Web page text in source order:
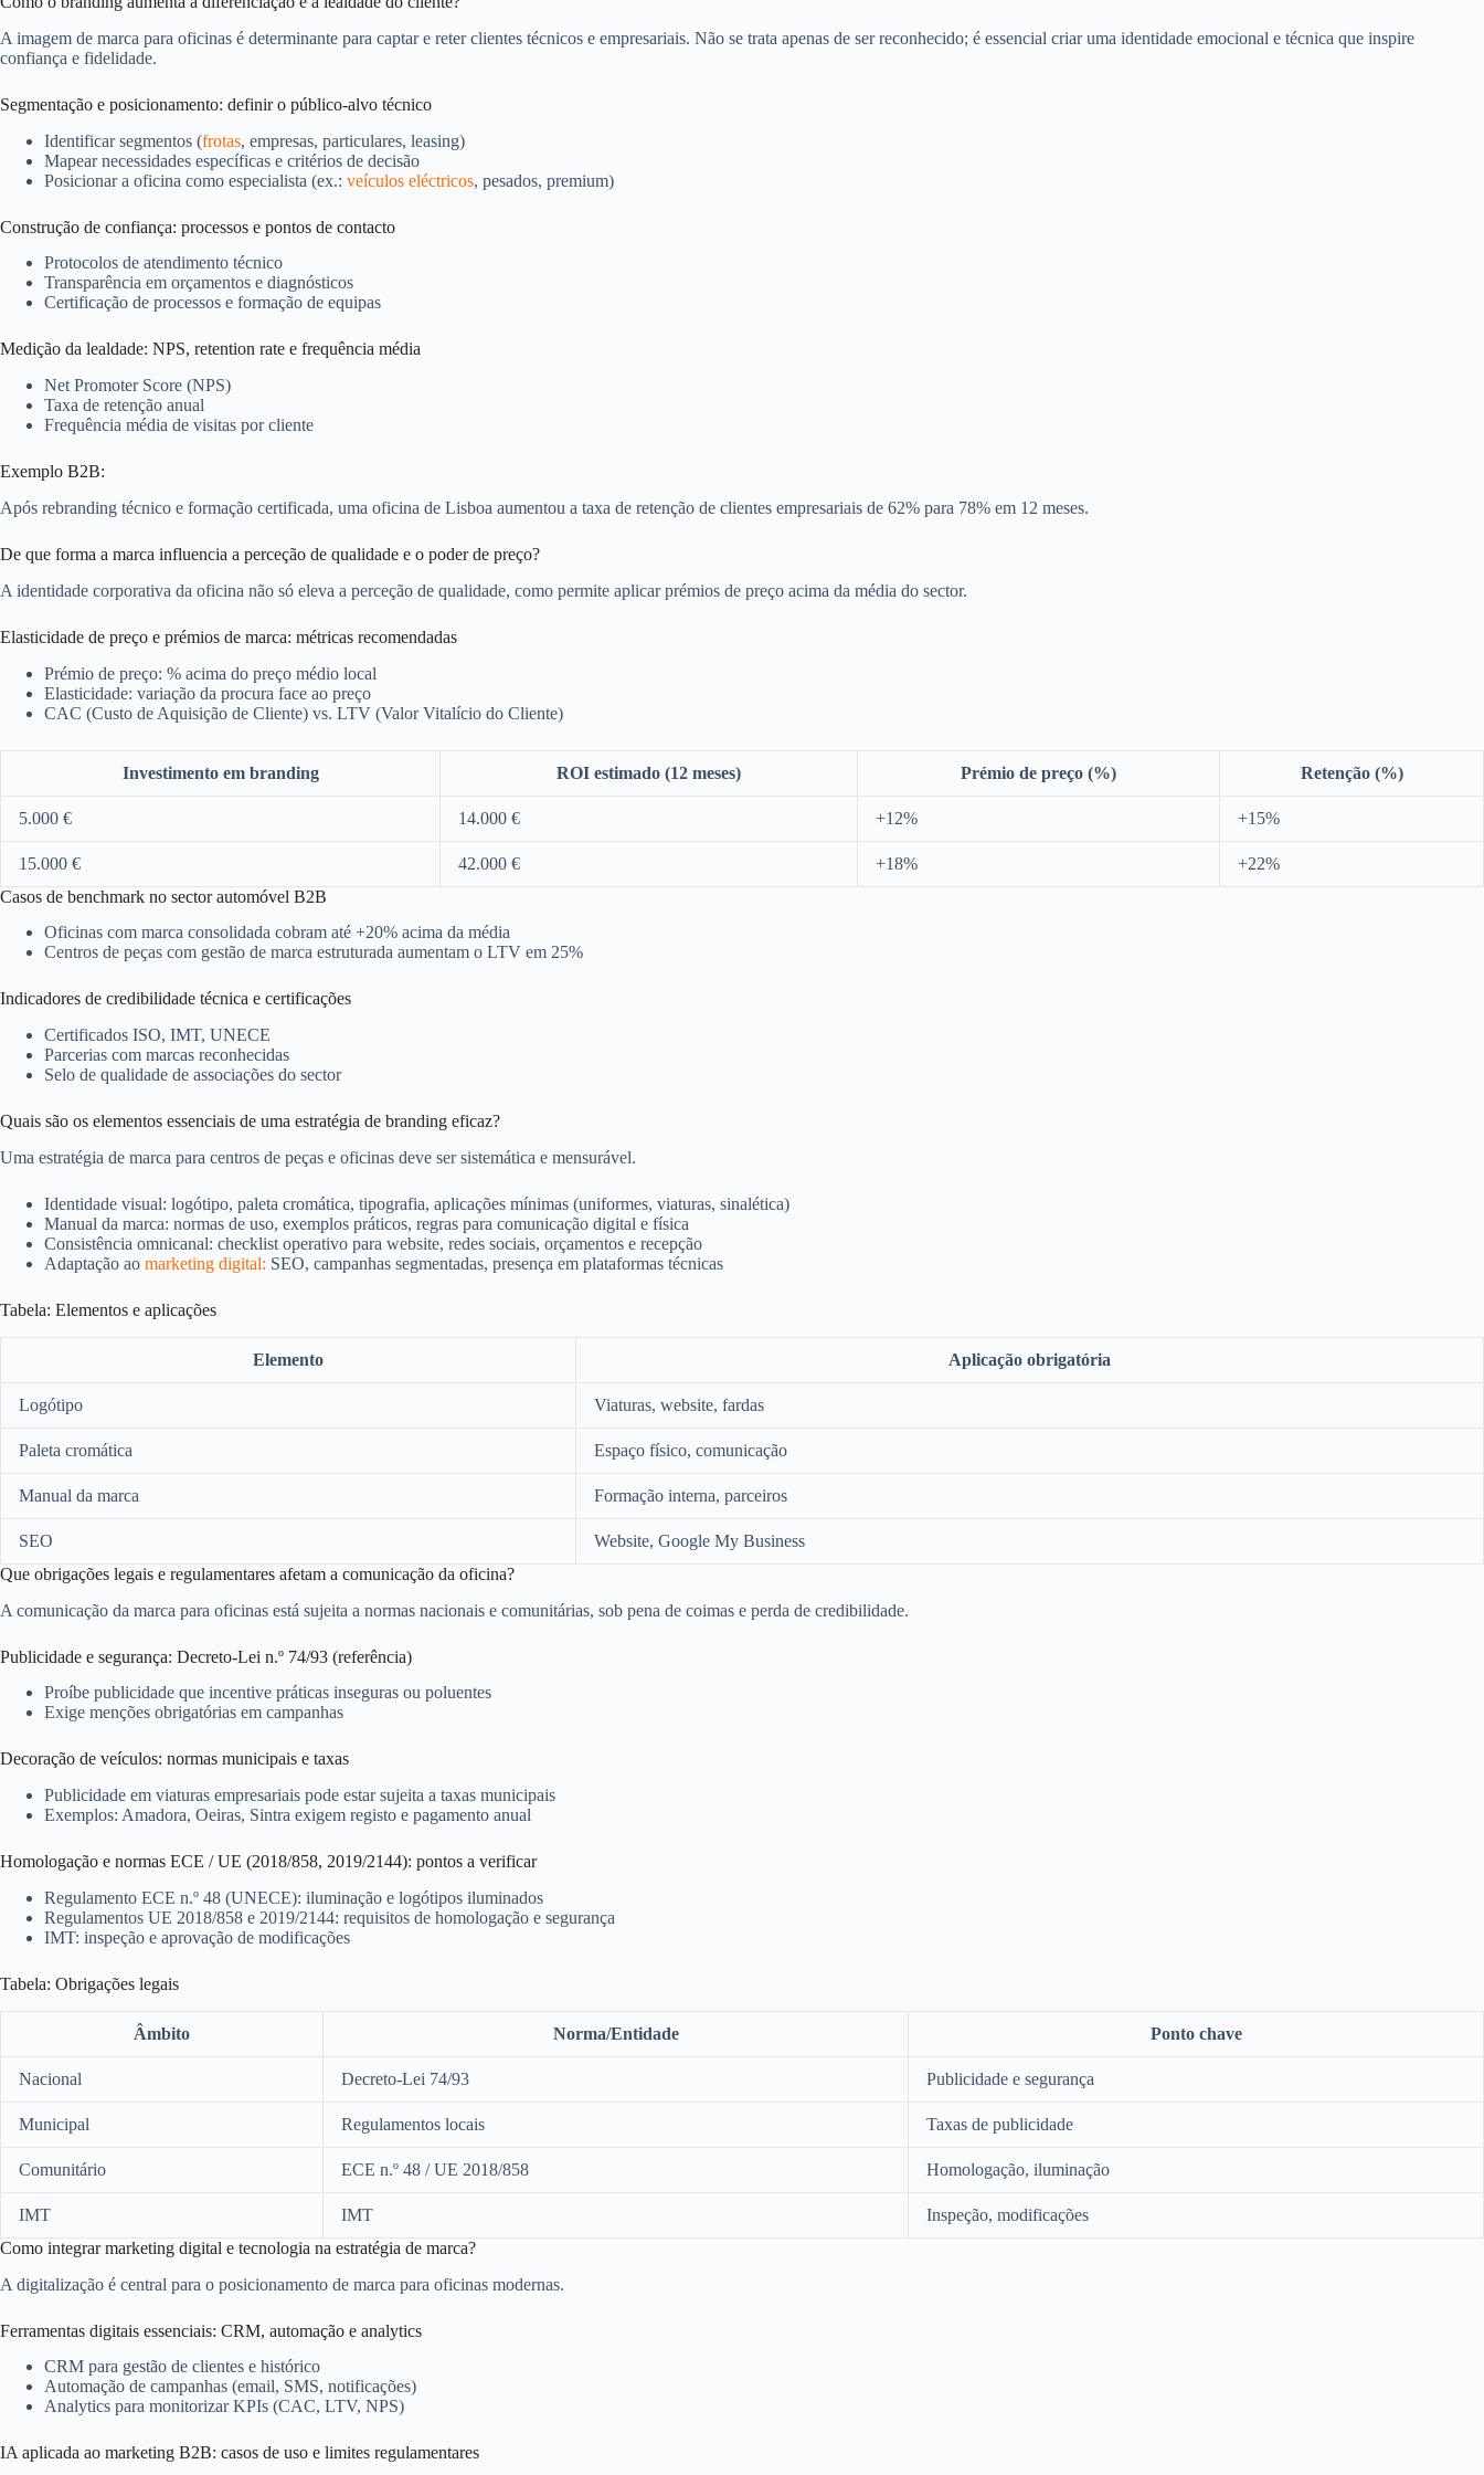
A imagem de marca para oficinas é determinante para captar e reter clientes técnicos e empresariais. Não se trata apenas de ser reconhecido; é essencial criar uma identidade emocional e técnica que inspire
confiança e fidelidade.
Segmentação e posicionamento: definir o público-alvo técnico
Identificar segmentos (frotas, empresas, particulares, leasing)
Mapear necessidades específicas e critérios de decisão
Posicionar a oficina como especialista (ex.: veículos eléctricos, pesados, premium)
Construção de confiança: processos e pontos de contacto
Protocolos de atendimento técnico
Transparência em orçamentos e diagnósticos
Certificação de processos e formação de equipas
Medição da lealdade: NPS, retention rate e frequência média
Net Promoter Score (NPS)
Taxa de retenção anual
Frequência média de visitas por cliente
Exemplo B2B:
Após rebranding técnico e formação certificada, uma oficina de Lisboa aumentou a taxa de retenção de clientes empresariais de 62% para 78% em 12 meses.
De que forma a marca influencia a perceção de qualidade e o poder de preço?
A identidade corporativa da oficina não só eleva a perceção de qualidade, como permite aplicar prémios de preço acima da média do sector.
Elasticidade de preço e prémios de marca: métricas recomendadas
Prémio de preço: % acima do preço médio local
Elasticidade: variação da procura face ao preço
CAC (Custo de Aquisição de Cliente) vs. LTV (Valor Vitalício do Cliente)
Investimento em branding ROI estimado (12 meses) Prémio de preço (%) Retenção (%)
5.000 € 14.000 € +12% +15%
15.000 € 42.000 € +18%
+22%
Casos de benchmark no sector automóvel B2B
Oficinas com marca consolidada cobram até +20% acima da média
Centros de peças com gestão de marca estruturada aumentam o LTV em 25%
Indicadores de credibilidade técnica e certificações
Certificados ISO, IMT, UNECE
Parcerias com marcas reconhecidas
Selo de qualidade de associações do sector
Quais são os elementos essenciais de uma estratégia de branding eficaz?
Uma estratégia de marca para centros de peças e oficinas deve ser sistemática e mensurável.
Identidade visual: logótipo, paleta cromática, tipografia, aplicações mínimas (uniformes, viaturas, sinalética)
Manual da marca: normas de uso, exemplos práticos, regras para comunicação digital e física
Consistência omnicanal: checklist operativo para website, redes sociais, orçamentos e recepção
Adaptação ao marketing digital: SEO, campanhas segmentadas, presença em plataformas técnicas
Tabela: Elementos e aplicações
Elemento Aplicação obrigatória
Logótipo Viaturas, website, fardas
Paleta cromática Espaço físico, comunicação
Manual da marca Formação interna, parceiros
SEO
Website, Google My Business
Que obrigações legais e regulamentares afetam a comunicação da oficina?
A comunicação da marca para oficinas está sujeita a normas nacionais e comunitárias, sob pena de coimas e perda de credibilidade.
Publicidade e segurança: Decreto‑Lei n.º 74/93 (referência)
Proíbe publicidade que incentive práticas inseguras ou poluentes
Exige menções obrigatórias em campanhas
Decoração de veículos: normas municipais e taxas
Publicidade em viaturas empresariais pode estar sujeita a taxas municipais
Exemplos: Amadora, Oeiras, Sintra exigem registo e pagamento anual
Homologação e normas ECE / UE (2018/858, 2019/2144): pontos a verificar
Regulamento ECE n.º 48 (UNECE): iluminação e logótipos iluminados
Regulamentos UE 2018/858 e 2019/2144: requisitos de homologação e segurança
IMT: inspeção e aprovação de modificações
Tabela: Obrigações legais
Âmbito Norma/Entidade Ponto chave
Nacional Decreto‑Lei 74/93 Publicidade e segurança
Municipal Regulamentos locais Taxas de publicidade
Comunitário ECE n.º 48 / UE 2018/858 Homologação, iluminação
IMT IMT
Inspeção, modificações
Como integrar marketing digital e tecnologia na estratégia de marca?
A digitalização é central para o posicionamento de marca para oficinas modernas.
Ferramentas digitais essenciais: CRM, automação e analytics
CRM para gestão de clientes e histórico
Automação de campanhas (email, SMS, notificações)
Analytics para monitorizar KPIs (CAC, LTV, NPS)
IA aplicada ao marketing B2B: casos de uso e limites regulamentares